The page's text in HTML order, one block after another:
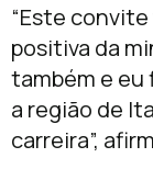
“Este
positiva da
também e eu
a região de
carreira”,